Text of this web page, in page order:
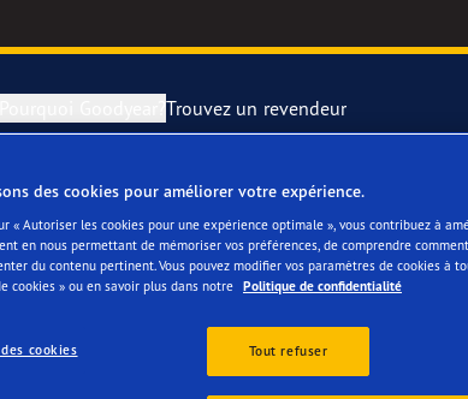
Pourquoi Goodyear?
F1 SuperSport
Performance 2
Trouvez un revendeur
des cookies pour améliorer votre expérience.
« Autoriser les cookies pour une expérience optimale », vous contribuez à
en nous permettant de mémoriser vos préférences, de comprendre
du contenu pertinent. Vous pouvez modifier vos paramètres de cookies à
cookies » ou en savoir plus dans notre Politique de confidentialité
cookies Tout refuser